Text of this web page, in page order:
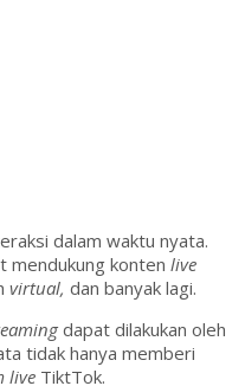
dalam waktu nyata.
mendukung konten live
virtual, dan banyak lagi.
dapat dilakukan oleh
tidak hanya memberi
live TiktTok.